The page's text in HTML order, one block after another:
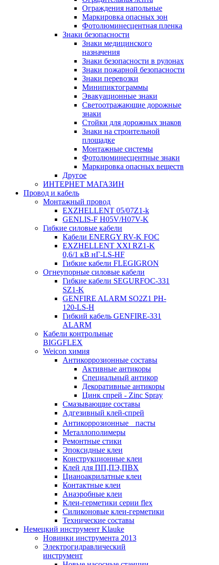
Ограждения напольные
Маркировка опасных зон
Фотолюминесцентная пленка
Знаки безопасности
Знаки медицинского
назначения
Знаки безопасности в рулонах
Знаки пожарной безопасности
Знаки перевозки
Минипиктограммы
Эвакуационные знаки
Светоотражающие дорожные
знаки
Стойки для дорожных знаков
Знаки на строительной
площадке
Монтажные системы
Фотолюминесцентные знаки
Маркировка опасных веществ
Другое
ИНТЕРНЕТ МАГАЗИН
Провод и кабель
Монтажный провод
EXZHELLENT 05/07Z1-k
GENLIS-F Н05V/H07V-K
Гибкие силовые кабели
Кабели ENERGY RV-K FOC
EXZHELLENT XXI RZ1-K
0,6/1 кВ нГ-LS-HF
Гибкие кабели FLEGIGRON
Огнеупорные силовые кабели
Гибкие кабели SEGURFOC-331
SZ1-K
GENFIRE ALARM SO2Z1 PH-
120-LS-H
Гибкий кабель GENFIRE-331
ALARM
Кабели контрольные
BIGGFLEX
Weicon химия
Антикоррозионные составы
Активные антикоры
Специальный антикор
Декоративные антикоры
Цинк спрей - Zinc Spray
Смазывающие составы
Адгезивный клей-спрей
Антикоррозионные пасты
Металлополимеры
Ремонтные стики
Эпоксидные клеи
Конструкционные клеи
Клей для ПП,ПЭ,ПВХ
Цианоакрилатные клеи
Контактные клеи
Анаэробные клеи
Клеи-герметики серии flex
Силиконовые клеи-герметики
Технические составы
Немецкий инструмент Klauke
Новинки инструмента 2013
Электрогидравлический
инструмент